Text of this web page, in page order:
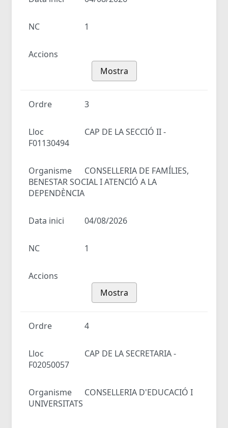
NC 1
Accions
Mostra
Ordre 3
Lloc
CAP DE LA SECCIÓ II -
F01130494
Organisme
CONSELLERIA DE FAMÍLIES,
BENESTAR SOCIAL I ATENCIÓ A LA
DEPENDÈNCIA
Data inici 04/08/2026
NC 1
Accions
Mostra
Ordre 4
Lloc
CAP DE LA SECRETARIA -
F02050057
Organisme
CONSELLERIA D'EDUCACIÓ I
UNIVERSITATS